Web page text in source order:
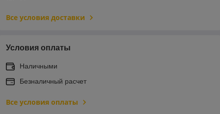
Все условия доставки
Условия оплаты
Наличными
Безналичный расчет
Все условия оплаты